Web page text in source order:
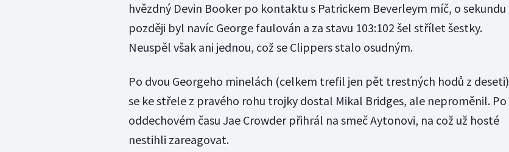
hvězdný Devin Booker po kontaktu s Patrickem Beverleym míč, o sekundu
později byl navíc George faulován a za stavu 103:102 šel střílet šestky.
Neuspěl však ani jednou, což se Clippers stalo osudným.
Po dvou Georgeho minelách (celkem trefil jen pět trestných hodů z deseti)
se ke střele z pravého rohu trojky dostal Mikal Bridges, ale neproměnil. Po
oddechovém času Jae Crowder přihrál na smeč Aytonovi, na což už hosté
nestihli zareagovat.